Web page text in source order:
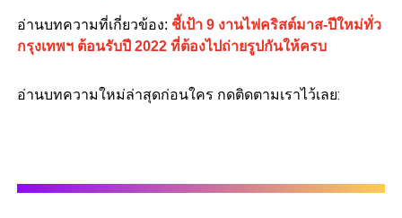
อ่านบทความที่เกี่ยวข้อง: ชี้เป้า 9 งานไฟคริสต์มาส-ปีใหม่ทั่ว
กรุงเทพฯ ต้อนรับปี 2022 ที่ต้องไปถ่ายรูปกันให้ครบ
อ่านบทความใหม่ล่าสุดก่อนใคร กดติดตามเราไว้เลย: